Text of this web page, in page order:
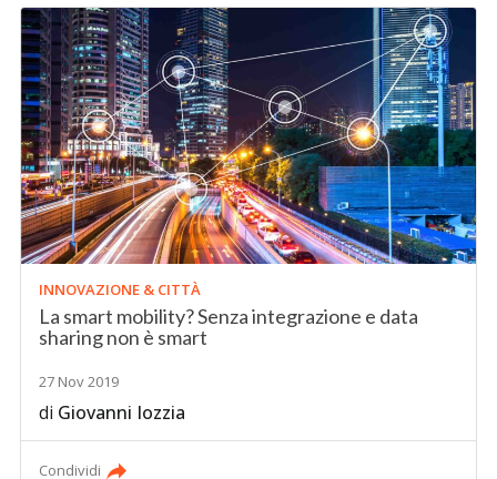
INNOVAZIONE & CITTÀ
La smart mobility? Senza integrazione e data
sharing non è smart
27 Nov 2019
di Giovanni Iozzia
Condividi